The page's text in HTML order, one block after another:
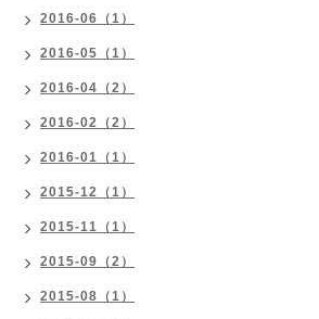
2016-06（1）
2016-05（1）
2016-04（2）
2016-02（2）
2016-01（1）
2015-12（1）
2015-11（1）
2015-09（2）
2015-08（1）